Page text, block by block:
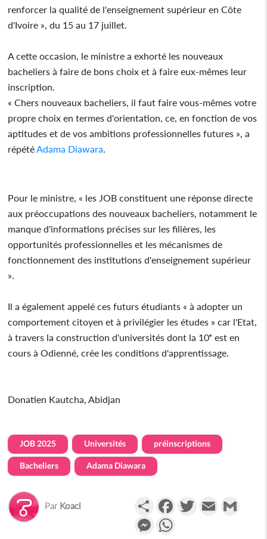
renforcer la qualité de l'enseignement supérieur en Côte
d'Ivoire », du 15 au 17 juillet.
A cette occasion, le ministre a exhorté les nouveaux
bacheliers à faire de bons choix et à faire eux-mêmes leur
inscription.
« Chers nouveaux bacheliers, il faut faire vous-mêmes votre
propre choix en termes d'orientation, ce, en fonction de vos
aptitudes et de vos ambitions professionnelles futures », a
répété Adama Diawara
Pour le ministre, « les JOB constituent une réponse directe
aux préoccupations des nouveaux bacheliers, notamment le
manque d'informations précises sur les filières, les
opportunités professionnelles et les mécanismes de
fonctionnement des institutions d'enseignement supérieur
».
Il a également appelé ces futurs étudiants « à adopter un
comportement citoyen et à privilégier les études » car l'Etat,
à travers la construction d'universités dont la 10ᵉ est en
cours à Odienné, crée les conditions d'apprentissage.
Donatien Kautcha, Abidjan
JOB 2025 Universités préinscriptions
Bacheliers Adama Diawara
Par Koaci PartagerFacebookTwitterEmail
Messenger